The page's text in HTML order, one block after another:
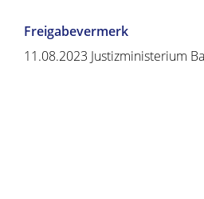
Freigabevermerk
11.08.2023 Justizministerium